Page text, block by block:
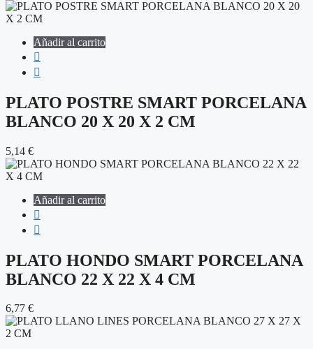
Añadir al carrito
PLATO POSTRE SMART PORCELANA
BLANCO 20 X 20 X 2 CM
5,14 €
Añadir al carrito
PLATO HONDO SMART PORCELANA
BLANCO 22 X 22 X 4 CM
6,77 €